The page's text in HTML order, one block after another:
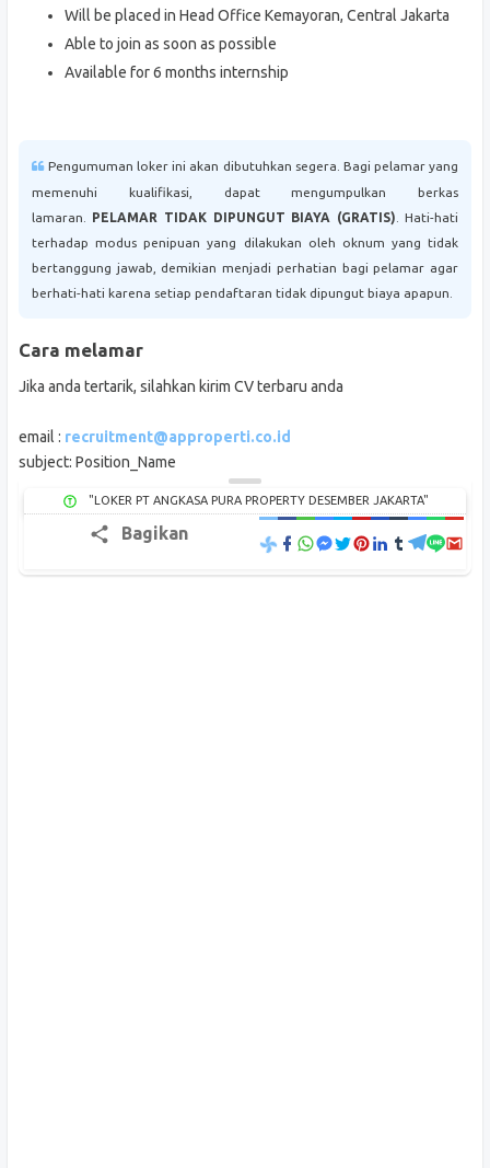
Will be placed in Head Office Kemayoran, Central Jakarta
Able to join as soon as possible
Available for 6 months internship
Pengumuman loker ini akan dibutuhkan segera. Bagi pelamar yang
memenuhi kualifikasi, dapat mengumpulkan berkas
lamaran. PELAMAR TIDAK DIPUNGUT BIAYA (GRATIS) . Hati-hati
terhadap modus penipuan yang dilakukan oleh oknum yang tidak
bertanggung jawab, demikian menjadi perhatian bagi pelamar agar
berhati-hati karena setiap pendaftaran tidak dipungut biaya apapun.
Cara melamar
Jika anda tertarik, silahkan kirim CV terbaru anda
email : recruitment@approperti.co.id
subject: Position_Name
"LOKER PT ANGKASA PURA PROPERTY DESEMBER JAKARTA"
Bagikan